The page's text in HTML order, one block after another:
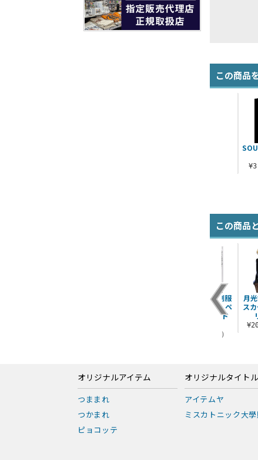
この商品
この商品
月光館学園女子制服
ジャケットセット ペ
ルソナ３ リロード
¥61,600（税込）
月
ス
オリジナルアイテム
つままれ
つかまれ
ピョコッテ
オリジナルタイトル
アイテムヤ
ミスカトニック大